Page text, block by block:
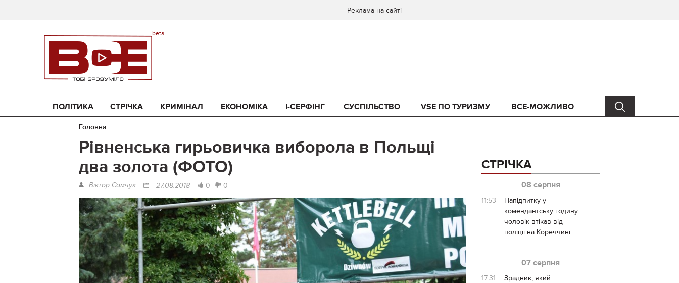
Реклама на сайті
ПОЛІТИКА СТРІЧКА КРИМІНАЛ ЕКОНОМІКА I-СЕРФІНГ СУСПІЛЬСТВО VSE ПО ТУРИЗМУ ВСЕ-МОЖЛИВО
Головна
Рівненська гирьовичка виборола в Польщі
два золота (ФОТО)
Віктор Самчук 27.08.2018 0 0
СТРІЧКА
08 серпня
11:53
Напідпитку у
комендантську годину
чоловік втікав від
поліції на Кореччині
07 серпня
17:31
Зрадник, який